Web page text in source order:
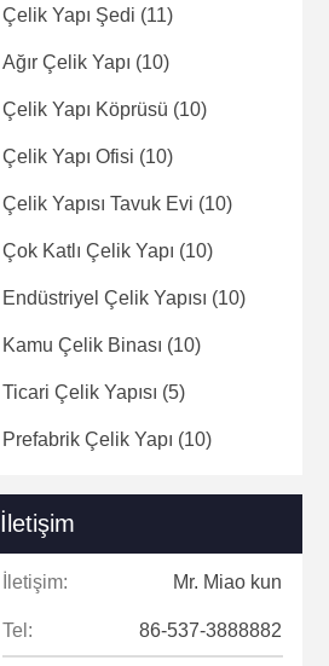
Çelik Yapı Şedi (11)
Ağır Çelik Yapı (10)
Çelik Yapı Köprüsü (10)
Çelik Yapı Ofisi (10)
Çelik Yapısı Tavuk Evi (10)
Çok Katlı Çelik Yapı (10)
Endüstriyel Çelik Yapısı (10)
Kamu Çelik Binası (10)
Ticari Çelik Yapısı (5)
Prefabrik Çelik Yapı (10)
İletişim
İletişim: Mr. Miao kun
Tel: 86-537-3888882